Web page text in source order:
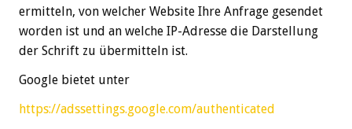
ermitteln, von welcher Website Ihre Anfrage gesendet
worden ist und an welche IP-Adresse die Darstellung
der Schrift zu übermitteln ist.
Google bietet unter
https://adssettings.google.com/authenticated